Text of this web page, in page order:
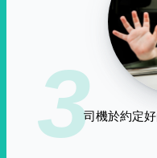
3司機於約定